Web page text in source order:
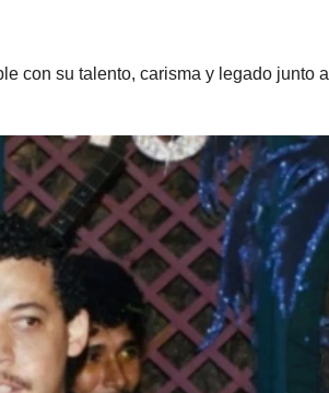
con su talento, carisma y legado junto a